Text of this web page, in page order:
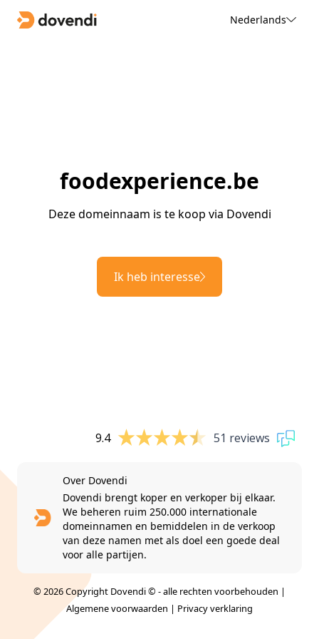
Nederlands
foodexperience.be
Deze domeinnaam is te koop via Dovendi
Ik heb interesse
9.4 51 reviews
Over Dovendi
Dovendi brengt koper en verkoper bij elkaar.
We beheren ruim 250.000 internationale
domeinnamen en bemiddelen in de verkoop
van deze namen met als doel een goede deal
voor alle partijen.
© 2026 Copyright Dovendi © - alle rechten voorbehouden |
Algemene voorwaarden | Privacy verklaring